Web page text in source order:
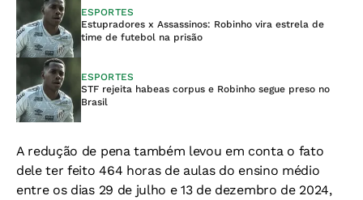
ESPORTES
Estupradores x Assassinos: Robinho vira estrela de
time de futebol na prisão
ESPORTES
STF rejeita habeas corpus e Robinho segue preso no
Brasil
A redução de pena também levou em conta o fato
dele ter feito 464 horas de aulas do ensino médio
entre os dias 29 de julho e 13 de dezembro de 2024,